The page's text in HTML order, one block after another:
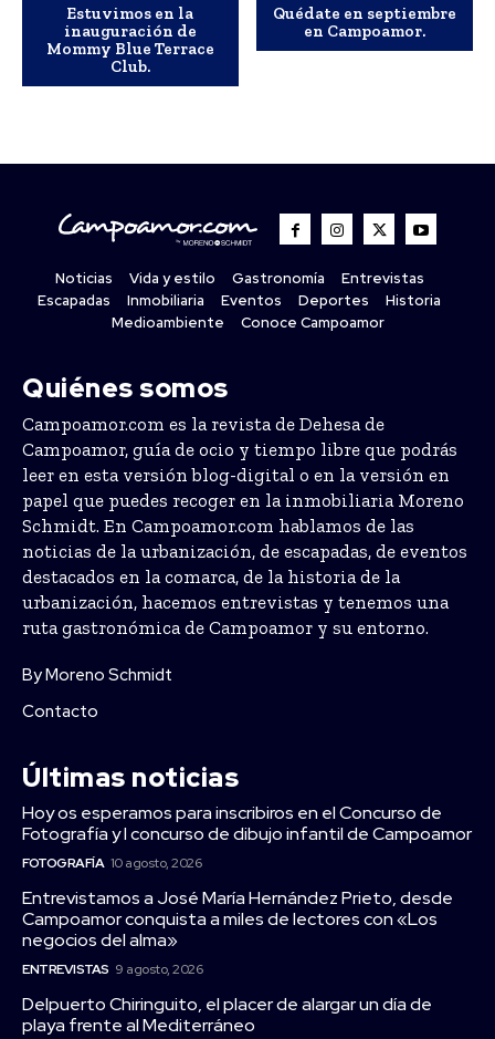
Estuvimos en la
inauguración de
Mommy Blue Terrace
Club.
Quédate en septiembre
en Campoamor.
Noticias Vida y estilo Gastronomía
Entrevistas
Escapadas
Inmobiliaria Eventos Deportes
Historia
Medioambiente
Conoce Campoamor
Quiénes somos
Campoamor.com es la revista de Dehesa de
Campoamor, guía de ocio y tiempo libre que podrás
leer en esta versión blog-digital o en la versión en
papel que puedes recoger en la inmobiliaria Moreno
Schmidt. En Campoamor.com hablamos de las
noticias de la urbanización, de escapadas, de eventos
destacados en la comarca, de la historia de la
urbanización, hacemos entrevistas y tenemos una
ruta gastronómica de Campoamor y su entorno.
By Moreno Schmidt
Contacto
Últimas noticias
Hoy os esperamos para inscribiros en el Concurso de
Fotografía y I concurso de dibujo infantil de Campoamor
FOTOGRAFÍA 10 agosto, 2026
Entrevistamos a José María Hernández Prieto, desde
Campoamor conquista a miles de lectores con «Los
negocios del alma»
ENTREVISTAS 9 agosto, 2026
Delpuerto Chiringuito, el placer de alargar un día de
playa frente al Mediterráneo